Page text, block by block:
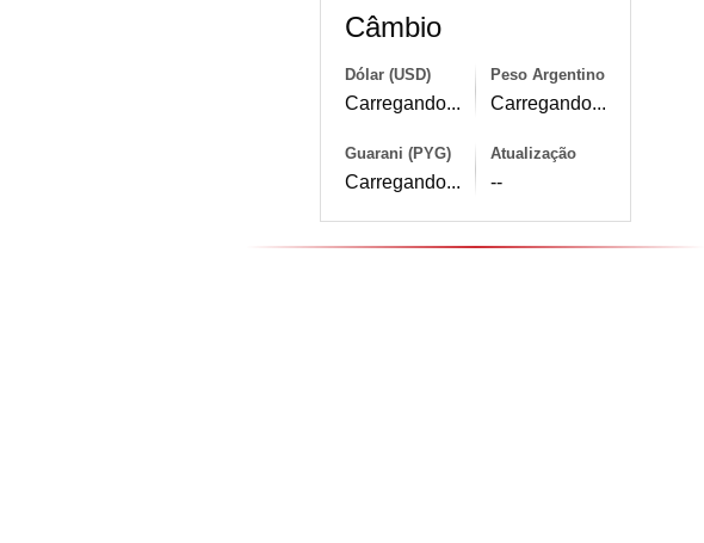
Câmbio
Dólar (USD)
Carregando...
Peso Argentino
Carregando...
Guarani (PYG)
Carregando...
Atualização
--